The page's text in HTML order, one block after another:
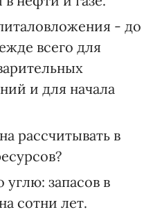
- до
всего для
и для начала
рассчитывать в
запасов в
сотни лет.